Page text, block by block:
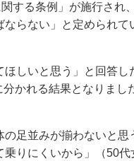
する条例」が施行され
らない」と定められて
しいと思う」と回答し
かれる結果となりまし
の足並みが揃わないと思
りにくいから」（50代